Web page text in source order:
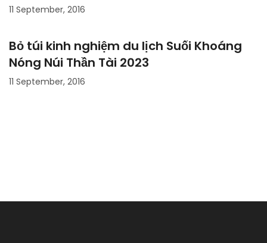
11 September, 2016
Bỏ túi kinh nghiệm du lịch Suối Khoáng
Nóng Núi Thần Tài 2023
11 September, 2016